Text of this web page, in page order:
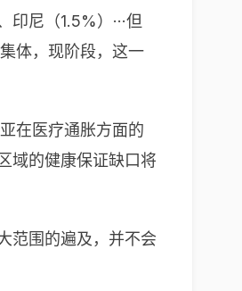
尼（1.5%）···但
体，现阶段，这一
在医疗通胀方面的
域的健康保证缺口将
范围的遍及，并不会